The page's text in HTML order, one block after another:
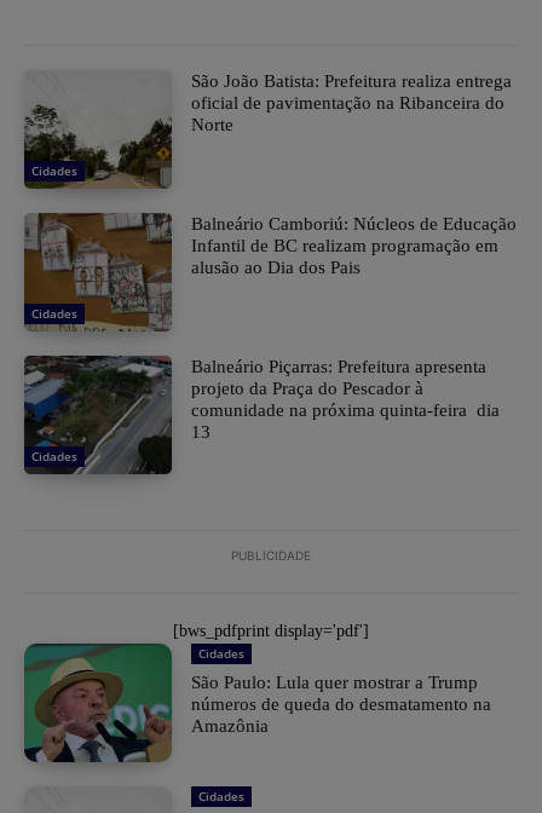
Cidades
São João Batista: Prefeitura realiza entrega
oficial de pavimentação na Ribanceira do
Norte
Cidades
Balneário Camboriú: Núcleos de Educação
Infantil de BC realizam programação em
alusão ao Dia dos Pais
Cidades
Balneário Piçarras: Prefeitura apresenta
projeto da Praça do Pescador à
comunidade na próxima quinta-feira dia
13
PUBLICIDADE
[bws_pdfprint display='pdf']
Cidades
São Paulo: Lula quer mostrar a Trump
números de queda do desmatamento na
Amazônia
Cidades